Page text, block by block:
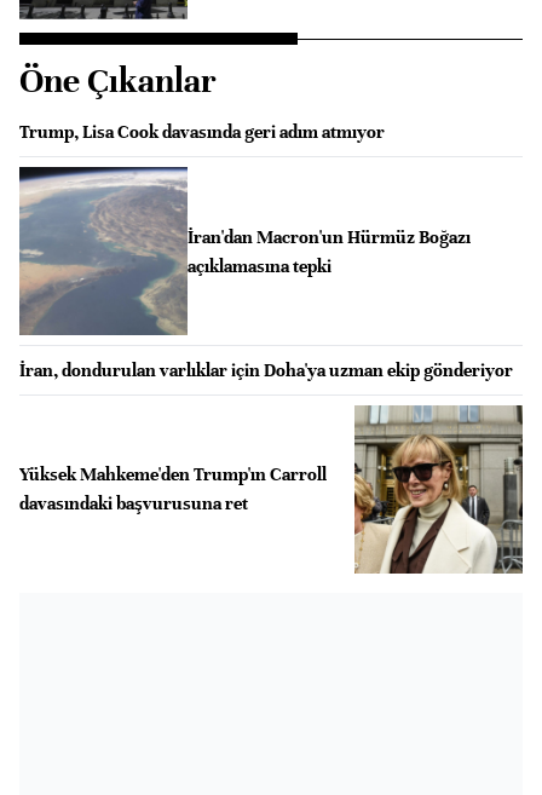
Öne Çıkanlar
Trump, Lisa Cook davasında geri adım atmıyor
İran'dan Macron'un Hürmüz Boğazı
açıklamasına tepki
İran, dondurulan varlıklar için Doha'ya uzman ekip gönderiyor
Yüksek Mahkeme'den Trump'ın Carroll
davasındaki başvurusuna ret